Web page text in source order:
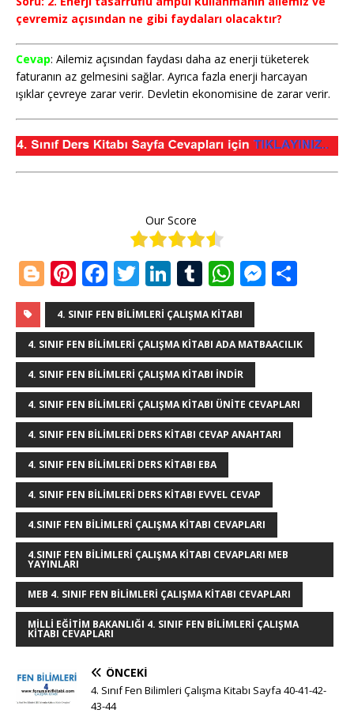
çevremiz açısından ne gibi faydaları olacaktır?
Cevap: Ailemiz açısından faydası daha az enerji tüketerek
faturanın az gelmesini sağlar. Ayrıca fazla enerji harcayan
ışıklar çevreye zarar verir. Devletin ekonomisine de zarar verir.
Our Score
Bl
o
g
g
e
r
Pi
n
te
r
e
st
F
a
c
e
b
o
o
k
T
w
it
te
r
Li
n
k
e
dI
n
T
u
m
bl
r
W
h
at
s
A
p
p
M
ss
e
g
e
r
ar
e
4. SINIF FEN BILIMLERI ÇALIŞMA KITABI
4. SINIF FEN BILIMLERI ÇALIŞMA KITABI ADA MATBAACILIK
4. SINIF FEN BILIMLERI ÇALIŞMA KITABI INDIR
4. SINIF FEN BILIMLERI ÇALIŞMA KITABI ÜNITE CEVAPLARI
4. SINIF FEN BILIMLERI DERS KITABI CEVAP ANAHTARI
4. SINIF FEN BILIMLERI DERS KITABI EBA
4. SINIF FEN BILIMLERI DERS KITABI EVVEL CEVAP
4.SINIF FEN BILIMLERI ÇALIŞMA KITABI CEVAPLARI
4.SINIF FEN BILIMLERI ÇALIŞMA KITABI CEVAPLARI MEB
YAYINLARI
MEB 4. SINIF FEN BILIMLERI ÇALIŞMA KITABI CEVAPLARI
MILLI EĞITIM BAKANLIĞI 4. SINIF FEN BILIMLERI ÇALIŞMA
KITABI CEVAPLARI
ÖNCEKI
4. Sınıf Fen Bilimleri Çalışma Kitabı Sayfa 40-41-42-
43-44